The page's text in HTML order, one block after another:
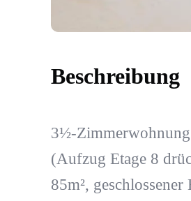
Beschreibung
3½-
(Aufzug Etage 8
85m²,